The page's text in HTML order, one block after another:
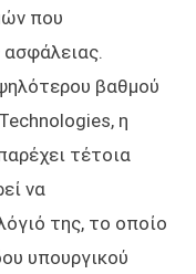
που
ασφάλειας.
βαθμού
η
τέτοια
να
της, το οποίο
υπουργικού